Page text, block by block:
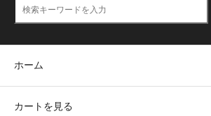
ホーム
カートを見る